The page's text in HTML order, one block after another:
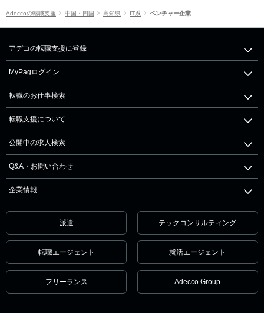
Adeccoの転職支援 中国・四国 高知県 IT系 ベンチャー企業
アデコの転職支援に登録
MyPagログイン
転職のお仕事検索
転職支援について
公開中の求人検索
Q&A・お問い合わせ
企業情報
派遣 テックコンサルティング
転職エージェント 就活エージェント
フリーランス Adecco Group